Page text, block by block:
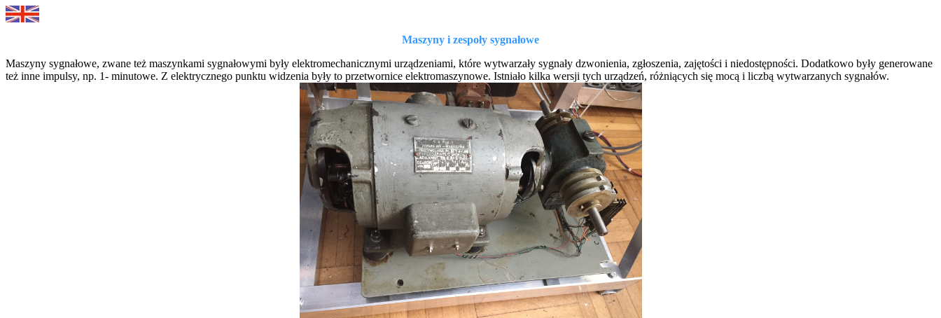
Maszyny i zespoły sygnałowe
Maszyny sygnałowe, zwane też maszynkami sygnałowymi były elektromechanicznymi urządzeniami, które wytwarzały sygnały dzwonienia, zgłoszenia, zajętości i niedostępności. Dodatkowo były generowane
też inne impulsy, np. 1- minutowe. Z elektrycznego punktu widzenia były to przetwornice elektromaszynowe. Istniało kilka wersji tych urządzeń, różniących się mocą i liczbą wytwarzanych sygnałów.